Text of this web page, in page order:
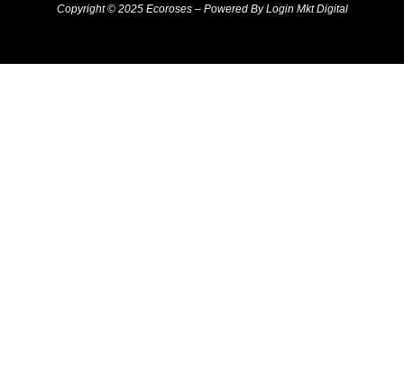
Copyright © 2025 Ecoroses – Powered By Login Mkt Digital